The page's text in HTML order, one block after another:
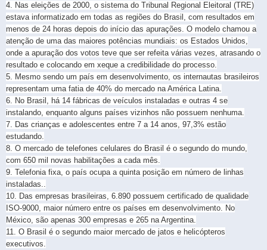
4. Nas eleições de 2000, o sistema do Tribunal Regional Eleitoral (TRE)
estava informatizado em todas as regiões do Brasil, com resultados em
menos de 24 horas depois do início das apurações. O modelo chamou a
atenção de uma das maiores potências mundiais: os Estados Unidos,
onde a apuração dos votos teve que ser refeita várias vezes, atrasando o
resultado e colocando em xeque a credibilidade do processo.
5. Mesmo sendo um país em desenvolvimento, os internautas brasileiros
representam uma fatia de 40% do mercado na América Latina.
6. No Brasil, há 14 fábricas de veículos instaladas e outras 4 se
instalando, enquanto alguns países vizinhos não possuem nenhuma.
7. Das crianças e adolescentes entre 7 a 14 anos, 97,3% estão
estudando.
8. O mercado de telefones celulares do Brasil é o segundo do mundo,
com 650 mil novas habilitações a cada mês.
9. Telefonia fixa, o país ocupa a quinta posição em número de linhas
instaladas..
10. Das empresas brasileiras, 6.890 possuem certificado de qualidade
ISO-9000, maior número entre os países em desenvolvimento. No
México, são apenas 300 empresas e 265 na Argentina.
11. O Brasil é o segundo maior mercado de jatos e helicópteros
executivos.